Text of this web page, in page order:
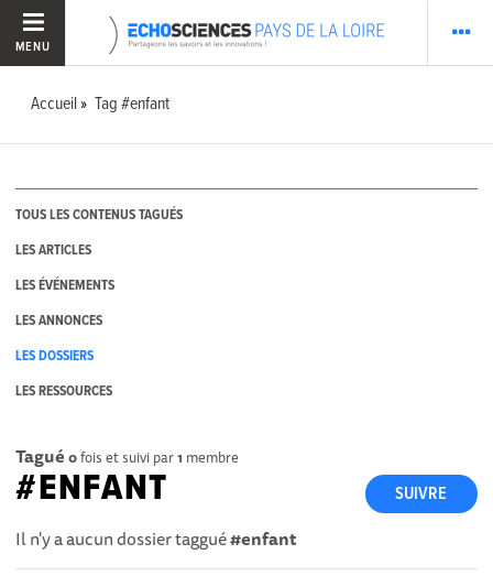
MENU
Accueil Tag #enfant
TOUS LES CONTENUS TAGUÉS
LES ARTICLES
LES ÉVÉNEMENTS
LES ANNONCES
LES DOSSIERS
LES RESSOURCES
Tagué 0fois et suivi par1 membre
SUIVRE
#ENFANT
Il n'y a aucun dossier taggué#enfant